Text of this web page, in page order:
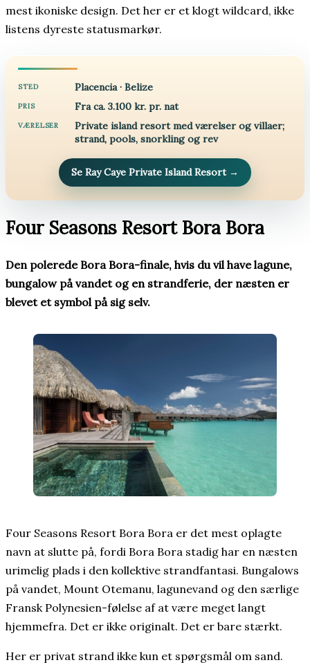
mest ikoniske design. Det her er et klogt wildcard, ikke
listens dyreste statusmarkør.
STED Placencia · Belize
PRIS Fra ca. 3.100 kr. pr. nat
VÆRELSER
Private island resort med værelser og villaer;
strand, pools, snorkling og rev
Se Ray Caye Private Island Resort →
Four Seasons Resort Bora Bora
Den polerede Bora Bora-finale, hvis du vil have lagune,
bungalow på vandet og en strandferie, der næsten er
blevet et symbol på sig selv.
Four Seasons Resort Bora Bora er det mest oplagte
navn at slutte på, fordi Bora Bora stadig har en næsten
urimelig plads i den kollektive strandfantasi. Bungalows
på vandet, Mount Otemanu, lagunevand og den særlige
Fransk Polynesien-følelse af at være meget langt
hjemmefra. Det er ikke originalt. Det er bare stærkt.
Her er privat strand ikke kun et spørgsmål om sand.